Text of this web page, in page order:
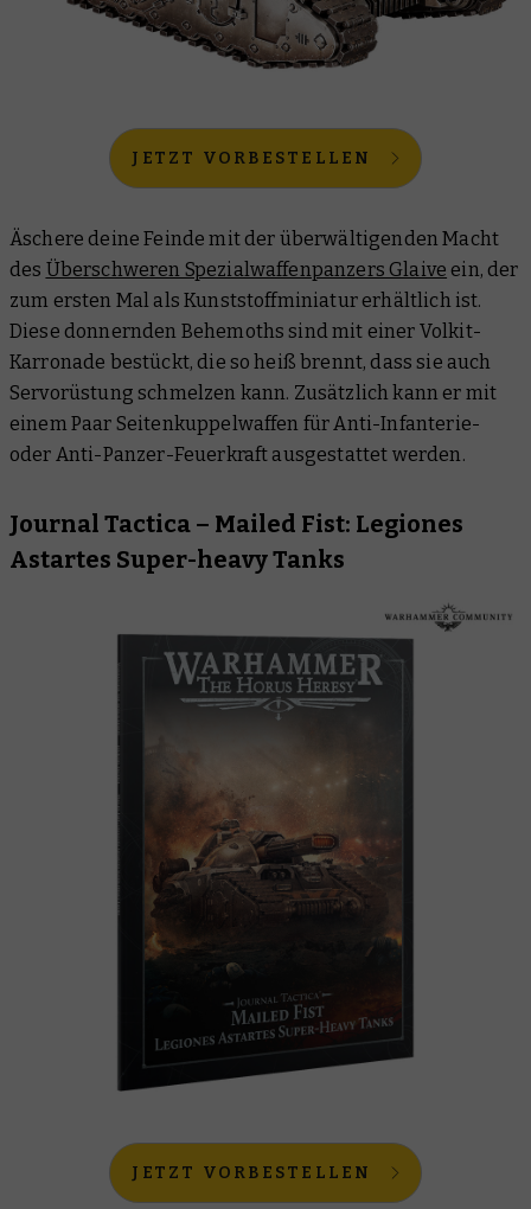
JETZT VORBESTELLEN
Äschere deine Feinde mit der überwältigenden Macht
des Überschweren Spezialwaffenpanzers Glaive ein, der
zum ersten Mal als Kunststoffminiatur erhältlich ist.
Diese donnernden Behemoths sind mit einer Volkit-
Karronade bestückt, die so heiß brennt, dass sie auch
Servorüstung schmelzen kann. Zusätzlich kann er mit
einem Paar Seitenkuppelwaffen für Anti-Infanterie-
oder Anti-Panzer-Feuerkraft ausgestattet werden.
Journal Tactica – Mailed Fist: Legiones
Astartes Super-heavy Tanks
JETZT VORBESTELLEN